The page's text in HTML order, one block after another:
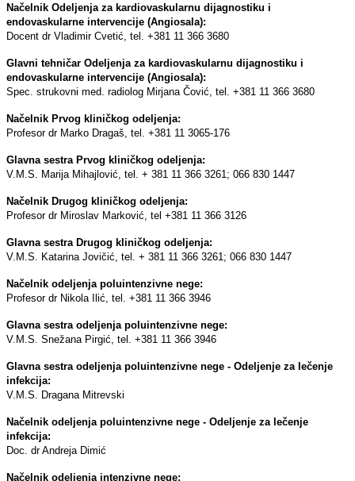
Načelnik Odeljenja za kardiovaskularnu dijagnostiku i
endovaskularne intervencije (Angiosala):
Docent dr Vladimir Cvetić, tel. +381 11 366 3680
Glavni tehničar Odeljenja za kardiovaskularnu dijagnostiku i
endovaskularne intervencije (Angiosala):
Spec. strukovni med. radiolog Mirjana Čović, tel. +381 11 366 3680
Načelnik Prvog kliničkog odeljenja:
Profesor dr Marko Dragaš, tel. +381 11 3065-176
Glavna sestra Prvog kliničkog odeljenja:
V.M.S. Marija Mihajlović, tel. + 381 11 366 3261; 066 830 1447
Načelnik Drugog kliničkog odeljenja:
Profesor dr Miroslav Marković, tel +381 11 366 3126
Glavna sestra Drugog kliničkog odeljenja:
V.M.S. Katarina Jovičić, tel. + 381 11 366 3261; 066 830 1447
Načelnik odeljenja poluintenzivne nege:
Profesor dr Nikola Ilić, tel. +381 11 366 3946
Glavna sestra odeljenja poluintenzivne nege:
V.M.S. Snežana Pirgić, tel. +381 11 366 3946
Glavna sestra odeljenja poluintenzivne nege - Odeljenje za lečenje
infekcija:
V.M.S. Dragana Mitrevski
Načelnik odeljenja poluintenzivne nege - Odeljenje za lečenje
infekcija:
Doc. dr Andreja Dimić
Načelnik odeljenja intenzivne nege: